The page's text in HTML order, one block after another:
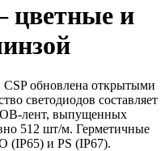
и
обновлена открытыми
светодиодов составляет
лент, выпущенных
512 шт/м. Герметичные
(IP65) и PS (IP67).